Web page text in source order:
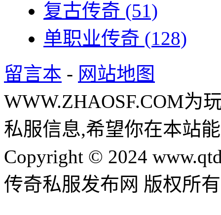
复古传奇 (51)
单职业传奇 (128)
留言本 - 网站地图
WWW.ZHAOSF.COM为
私服信息,希望你在本站
Copyright © 2024
传奇私服发布网 版权所有